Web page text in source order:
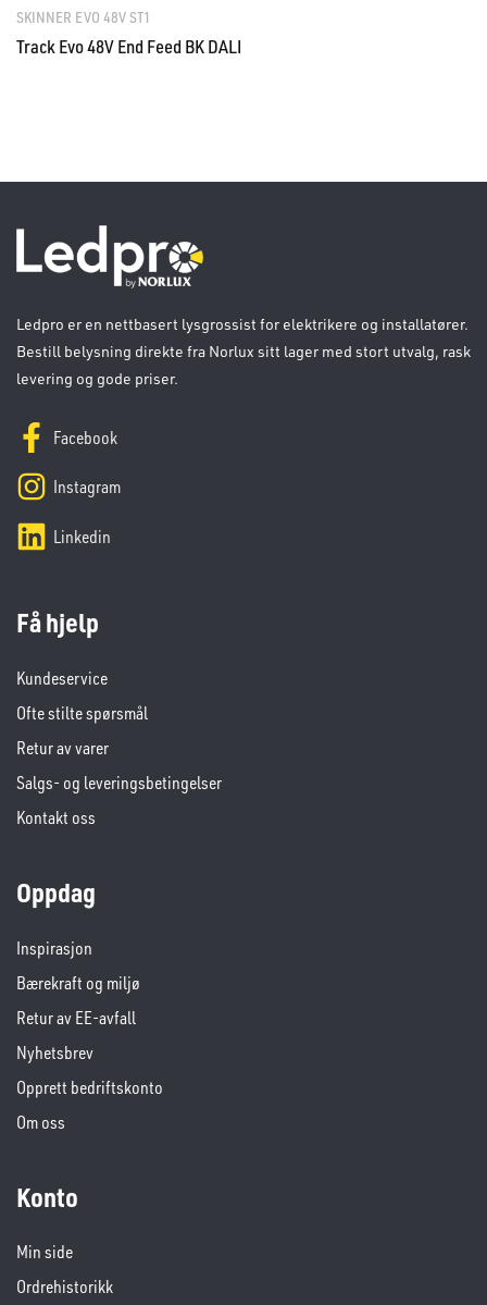
SKINNER EVO 48V ST1
Track Evo 48V End Feed BK DALI
Ledpro er en nettbasert lysgrossist for elektrikere og installatører.
Bestill belysning direkte fra Norlux sitt lager med stort utvalg, rask
levering og gode priser.
Facebook
Instagram
Linkedin
Få hjelp
Kundeservice
Ofte stilte spørsmål
Retur av varer
Salgs- og leveringsbetingelser
Kontakt oss
Oppdag
Inspirasjon
Bærekraft og miljø
Retur av EE-avfall
Nyhetsbrev
Opprett bedriftskonto
Om oss
Konto
Min side
Ordrehistorikk